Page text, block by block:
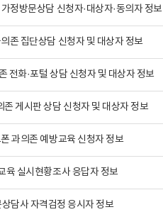
정방문상담 신청자·대상자·동의자 정보
존 집단상담 신청자 및 대상자 정보
전화·포털 상담 신청자 및 대상자 정보
존 게시판 상담 신청자 및 대상자 정보
과의존 예방교육 신청자 정보
육 실시현황조사 응답자 정보
담사 자격검정 응시자 정보